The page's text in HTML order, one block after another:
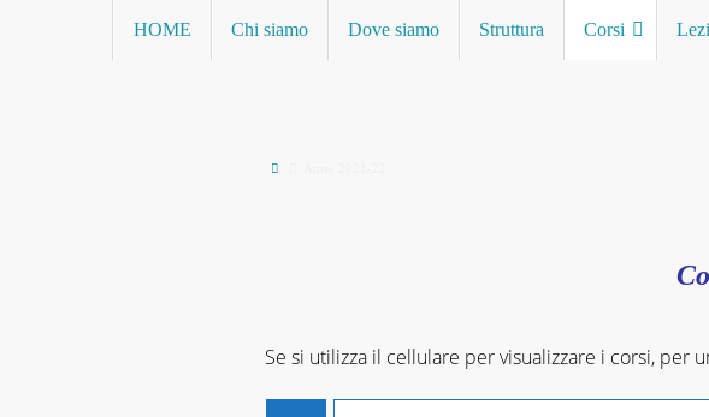
HOME Chi siamo Dove siamo Struttura Corsi
Se si utilizza il cellulare per visualizzare i corsi, per